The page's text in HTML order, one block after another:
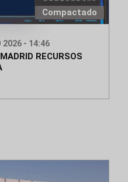
Compactado
2026 - 14:46
RECURSOS